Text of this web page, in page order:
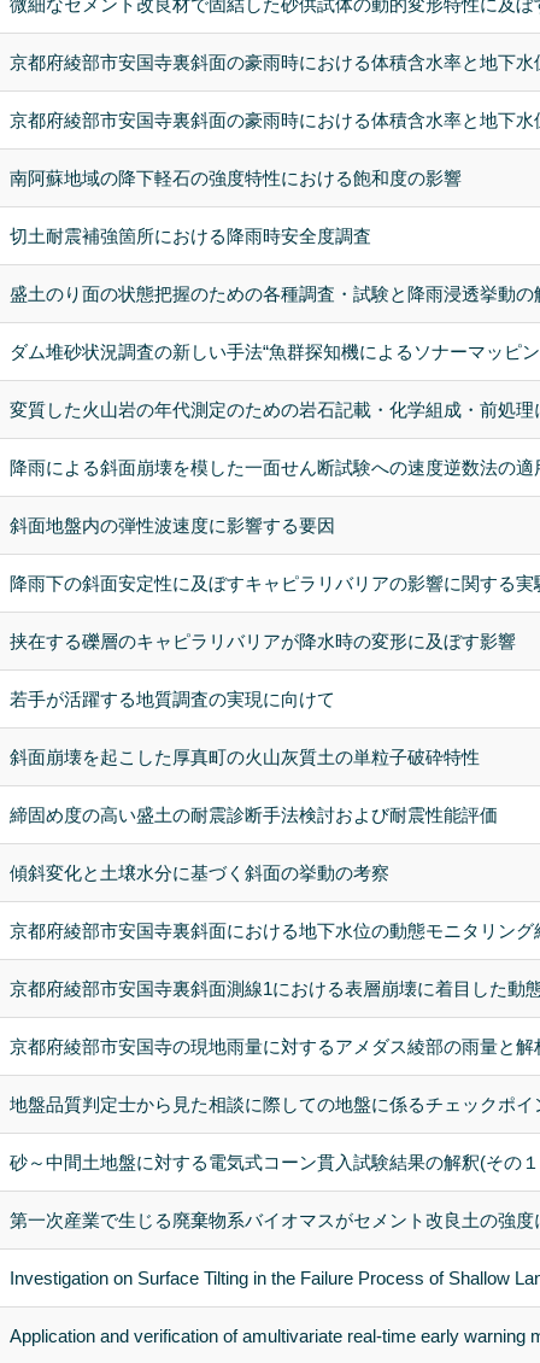
微細なセメント改良材で固結した砂供試体の動的変形特性に及
京都府綾部市安国寺裏斜面の豪雨時における体積含水率と地下
京都府綾部市安国寺裏斜面の豪雨時における体積含水率と地下
南阿蘇地域の降下軽石の強度特性における飽和度の影響
切土耐震補強箇所における降雨時安全度調査
盛土のり面の状態把握のための各種調査・試験と降雨浸透挙動の
ダム堆砂状況調査の新しい手法“魚群探知機によるソナーマッピ
変質した火山岩の年代測定のための岩石記載・化学組成・前処理
降雨による斜面崩壊を模した一面せん断試験への速度逆数法の適
斜面地盤内の弾性波速度に影響する要因
降雨下の斜面安定性に及ぼすキャピラリバリアの影響に関する実
挟在する礫層のキャピラリバリアが降水時の変形に及ぼす影響
若手が活躍する地質調査の実現に向けて
斜面崩壊を起こした厚真町の火山灰質土の単粒子破砕特性
締固め度の高い盛土の耐震診断手法検討および耐震性能評価
傾斜変化と土壌水分に基づく斜面の挙動の考察
京都府綾部市安国寺裏斜面における地下水位の動態モニタリン
京都府綾部市安国寺裏斜面測線1における表層崩壊に着目した動
京都府綾部市安国寺の現地雨量に対するアメダス綾部の雨量と
地盤品質判定士から見た相談に際しての地盤に係るチェックポイ
砂～中間土地盤に対する電気式コーン貫入試験結果の解釈(その
第一次産業で生じる廃棄物系バイオマスがセメント改良土の強度
Investigation on Surface Tilting in the Failure Process of Shallow
Application and verification of amultivariate real-time early